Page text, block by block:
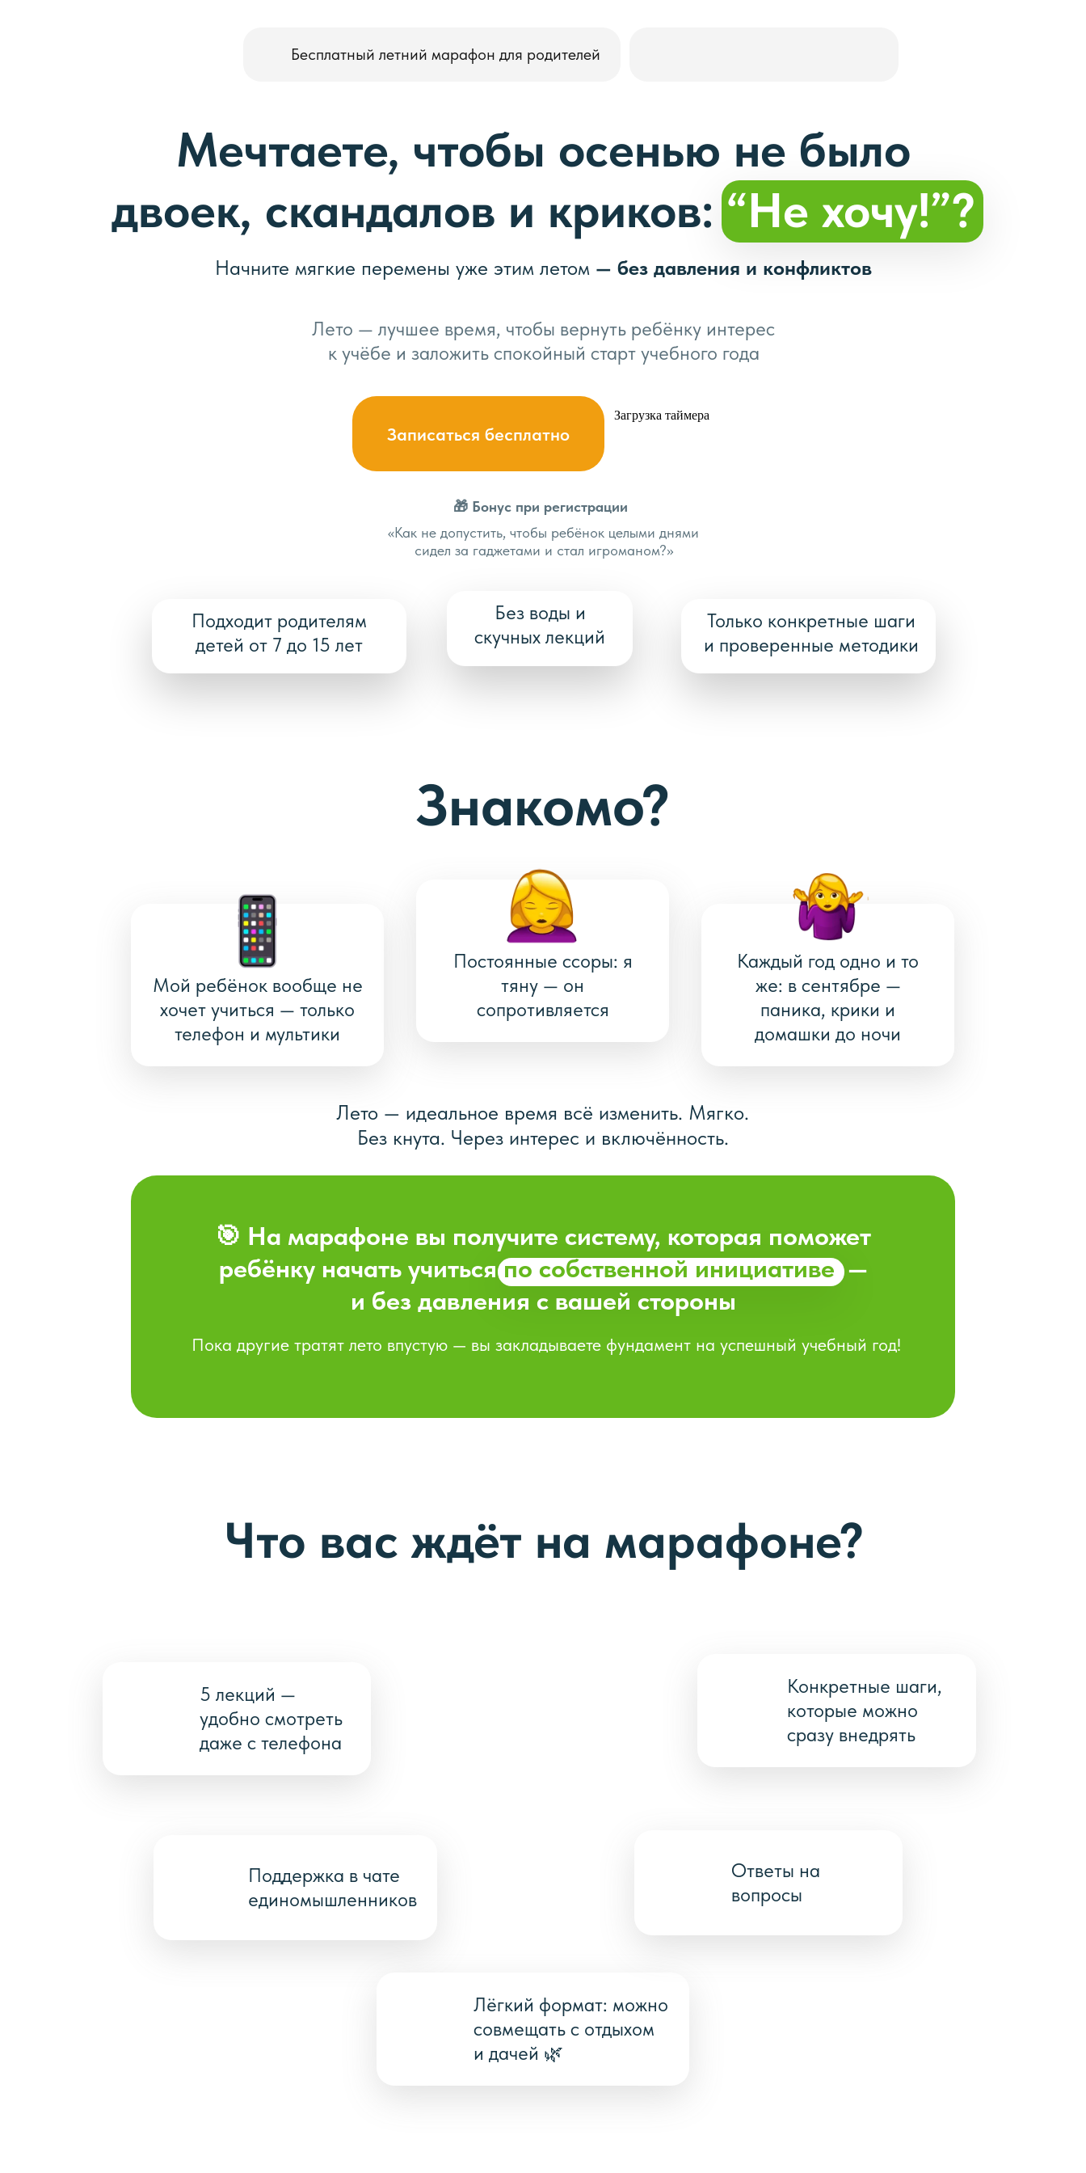
🎁 Бонус при регистрации
«Как не допустить, чтобы ребёнок целыми днями
сидел за гаджетами и стал игроманом?»
Лето — лучшее время, чтобы вернуть ребёнку интерес
к учёбе и заложить спокойный старт учебного года
Начните мягкие перемены уже этим летом — без давления и конфликтов
Бесплатный летний марафон для родителей
Записаться бесплатно
Мечтаете, чтобы осенью не было
двоек, скандалов и криков:“Не хочу!”?
Подходит родителям
детей от 7 до 15 лет
Загрузка таймера
Без воды и
скучных лекций
Только конкретные шаги
и проверенные методики
Пока другие тратят лето впустую — вы закладываете фундамент на успешный учебный год!
Лето — идеальное время всё изменить. Мягко.
Без кнута. Через интерес и включённость.
🎯 На марафоне вы получите систему, которая поможет
ребёнку начать учитьсяпо собственной инициативе—
и без давления с вашей стороны
Знакомо?
Мой ребёнок вообще не
хочет учиться — только
телефон и мультики
Постоянные ссоры: я
тяну — он
сопротивляется
Каждый год одно и то
же: в сентябре —
паника, крики и
домашки до ночи
Что вас ждёт на марафоне?
Поддержка в чате
единомышленников
5 лекций —
удобно смотреть
даже с телефона
Лёгкий формат: можно
совмещать с отдыхом
и дачей 🌿
Конкретные шаги,
которые можно
сразу внедрять
Ответы на
вопросы